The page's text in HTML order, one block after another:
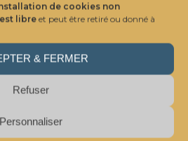
de cookies non
libre et peut être retiré ou donné à
& FERMER
Refuser
Personnaliser
gérer son stress est une
personnelle, mais
a des solutions.